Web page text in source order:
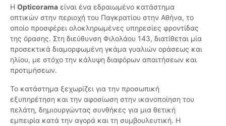
Η Opticorama είναι ένα εδραιωμένο κατάστημα
οπτικών στην περιοχή του Παγκρατίου στην Αθήνα, το
οποίο προσφέρει ολοκληρωμένες υπηρεσίες φροντίδας
της όρασης. Στη διεύθυνση Φιλολάου 143, διατίθεται μία
προσεκτικά διαμορφωμένη γκάμα γυαλιών οράσεως και
ηλίου, με στόχο την κάλυψη διαφόρων απαιτήσεων και
προτιμήσεων.
Το κατάστημα ξεχωρίζει για την προσωπική
εξυπηρέτηση και την αφοσίωση στην ικανοποίηση του
πελάτη, δημιουργώντας συνθήκες για μια θετική
εμπειρία κατά την αγορά και τη συμβουλευτική. Η